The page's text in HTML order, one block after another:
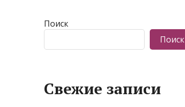
Поиск
Поиск
Свежие записи